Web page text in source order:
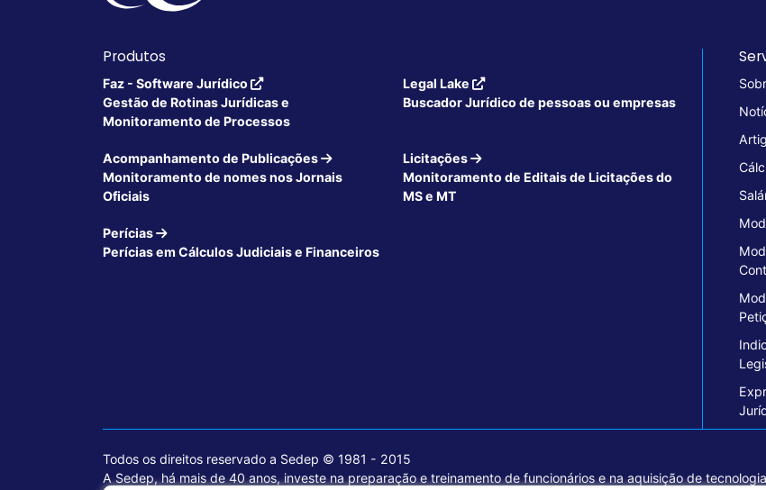
Produtos
Faz - Software Jurídico
Gestão de Rotinas Jurídicas e
Monitoramento de Processos
Legal Lake
Buscador Jurídico de pessoas ou empresas
Acompanhamento de Publicações
Monitoramento de nomes nos Jornais
Oficiais
Licitações
Monitoramento de Editais de Licitações do
MS e MT
Perícias
Perícias em Cálculos Judiciais e Financeiros
Todos os direitos reservado a Sedep © 1981 - 2015
A Sedep, há mais de 40 anos, investe na preparação e treinamento de funcionários e na aquisição de